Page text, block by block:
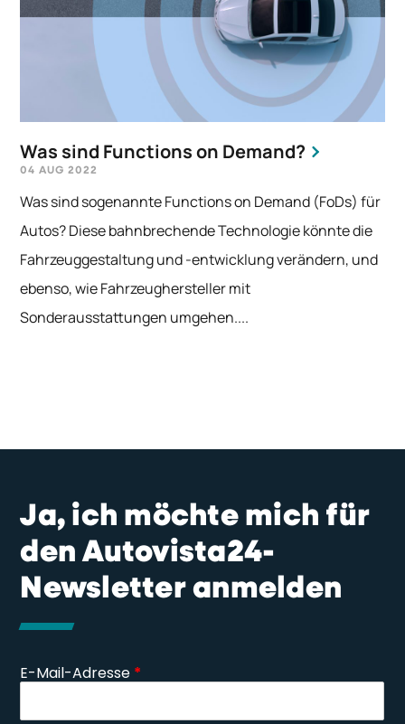
Was sind Functions on Demand?
04 AUG 2022
Was sind sogenannte Functions on Demand (FoDs) für
Autos? Diese bahnbrechende Technologie könnte die
Fahrzeuggestaltung und -entwicklung verändern, und
ebenso, wie Fahrzeughersteller mit
Sonderausstattungen umgehen....
Ja, ich möchte mich für
den Autovista24-
Newsletter anmelden